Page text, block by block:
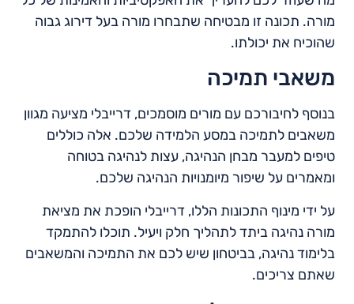
מורה. תכונה זו מבטיחה שתבחרו מורה בעל דירוג גבוה
שהוכיח את יכולתו.
משאבי תמיכה
בנוסף לחיבורכם עם מורים מוסמכים, דרייבלי מציעה מגוון
משאבים לתמיכה במסע הלמידה שלכם. אלה כוללים
טיפים למעבר מבחן הנהיגה, עצות לנהיגה בטוחה
ומאמרים על שיפור מיומנויות הנהיגה שלכם.
על ידי מינוף התכונות הללו, דרייבלי הופכת את מציאת
מורה נהיגה ביתד לתהליך חלק ויעיל. תוכלו להתמקד
בלימוד נהיגה, בביטחון שיש לכם את התמיכה והמשאבים
שאתם צריכים.